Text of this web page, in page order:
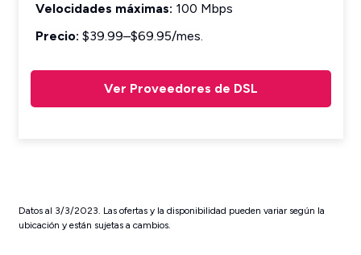
Velocidades máximas: 100 Mbps
Precio: $39.99–$69.95/mes.
Ver Proveedores de DSL
Datos al 3/3/2023. Las ofertas y la disponibilidad pueden variar según la
ubicación y están sujetas a cambios.